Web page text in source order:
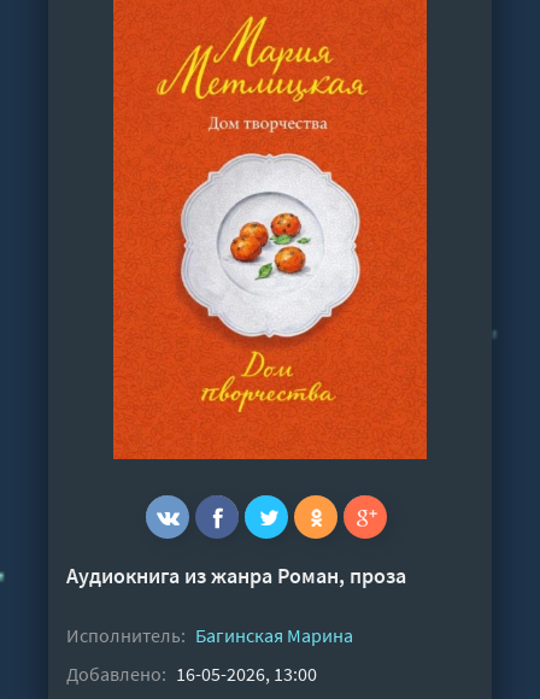
Аудиокнига из жанра Роман, проза
Исполнитель: Багинская Марина
Добавлено: 16-05-2026, 13:00